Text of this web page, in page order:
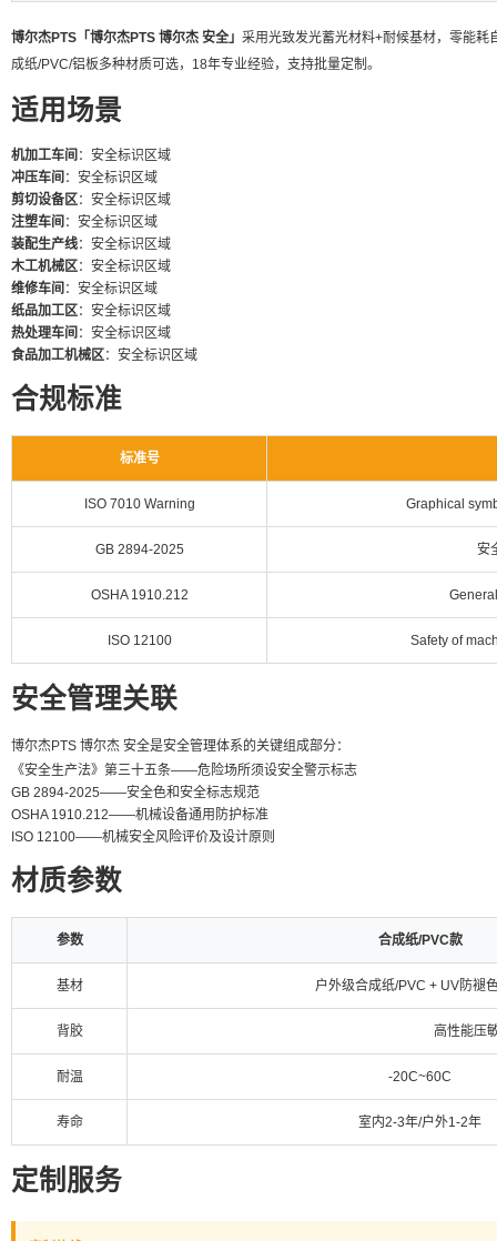
博尔杰PTS「博尔杰PTS 博尔杰 安全」 采用光致发光蓄光材料+耐候基材，零能
成纸/PVC/铝板多种材质可选，18年专业经验，支持批量定制。
适用场景
机加工车间 ：安全标识区域
冲压车间 ：安全标识区域
剪切设备区：安全标识区域
注塑车间 ：安全标识区域
装配生产线：安全标识区域
木工机械区：安全标识区域
维修车间 ：安全标识区域
纸品加工区：安全标识区域
热处理车间 ：安全标识区域
食品加工机械区：安全标识区域
合规标准
标准号
ISO 7010 Warning Graphical
GB 2894-2025 安
OSHA 1910.212
ISO 12100 Safety of
安全管理关联
博尔杰PTS 博尔杰 安全是安全管理体系的关键组成部分：
《安全生产法》第三十五条——危险场所须设安全警示标志
GB 2894-2025——安全色和安全标志规范
OSHA 1910.212——机械设备通用防护标准
ISO 12100——机械安全风险评价及设计原则
材质参数
参数 合成纸/PVC款
基材 户外级合成纸/PVC + UV防褪
背胶 高性能压
耐温 -20C~60C
寿命 室内2-3年/户外1-2年
定制服务